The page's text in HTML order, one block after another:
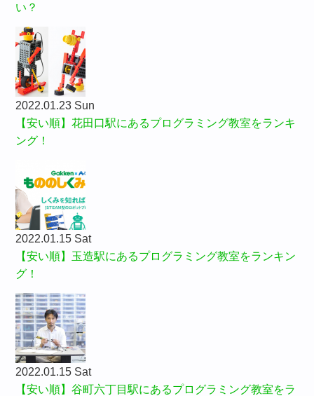
い？
2022.01.23 Sun
【安い順】花田口駅にあるプログラミング教室をランキ
ング！
2022.01.15 Sat
【安い順】玉造駅にあるプログラミング教室をランキン
グ！
2022.01.15 Sat
【安い順】谷町六丁目駅にあるプログラミング教室をラ